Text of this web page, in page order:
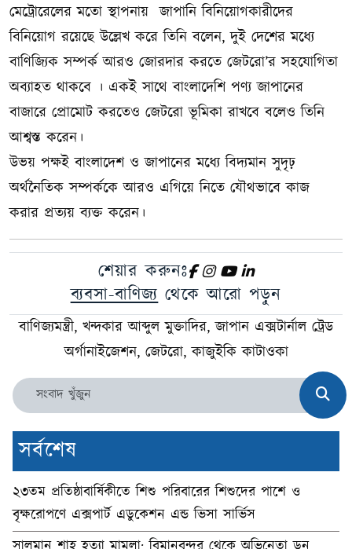
মেট্রোরেলের মতো স্থাপনায় জাপানি বিনিয়োগকারীদের
বিনিয়োগ রয়েছে উল্লেখ করে তিনি বলেন, দুই দেশের মধ্যে
বাণিজ্যিক সম্পর্ক আরও জোরদার করতে জেটরো’র সহযোগিতা
অব্যাহত থাকবে । একই সাথে বাংলাদেশি পণ্য জাপানের
বাজারে প্রোমোট করতেও জেটরো ভূমিকা রাখবে বলেও তিনি
আশ্বস্ত করেন।
উভয় পক্ষই বাংলাদেশ ও জাপানের মধ্যে বিদ্যমান সুদৃঢ়
অর্থনৈতিক সম্পর্ককে আরও এগিয়ে নিতে যৌথভাবে কাজ
করার প্রত্যয় ব্যক্ত করেন।
শেয়ার করুনঃ
ব্যবসা-বাণিজ্য থেকে আরো পড়ুন
বাণিজ্যমন্ত্রী, খন্দকার আব্দুল মুক্তাদির, জাপান এক্সটার্নাল ট্রেড
অর্গানাইজেশন, জেটরো, কাজুইকি কাটাওকা
সর্বশেষ
২৩তম প্রতিষ্ঠাবার্ষিকীতে শিশু পরিবারের শিশুদের পাশে ও
বৃক্ষরোপণে এক্সপার্ট এডুকেশন এন্ড ভিসা সার্ভিস